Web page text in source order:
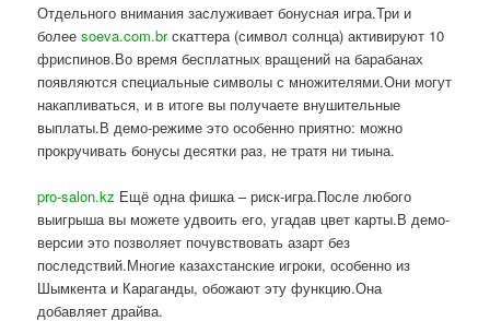
Отдельного внимания заслуживает бонусная игра.Три и
болееsoeva.com.brскаттера (символ солнца) активируют 10
фриспинов.Во время бесплатных вращений на барабанах
появляются специальные символы с множителями.Они могут
накапливаться, и в итоге вы получаете внушительные
выплаты.В демо-режиме это особенно приятно: можно
прокручивать бонусы десятки раз, не тратя ни тиына.
pro-salon.kz Ещё одна фишка – риск-игра.После любого
выигрыша вы можете удвоить его, угадав цвет карты.В демо-
версии это позволяет почувствовать азарт без
последствий.Многие казахстанские игроки, особенно из
Шымкента и Караганды, обожают эту функцию.Она
добавляет драйва.